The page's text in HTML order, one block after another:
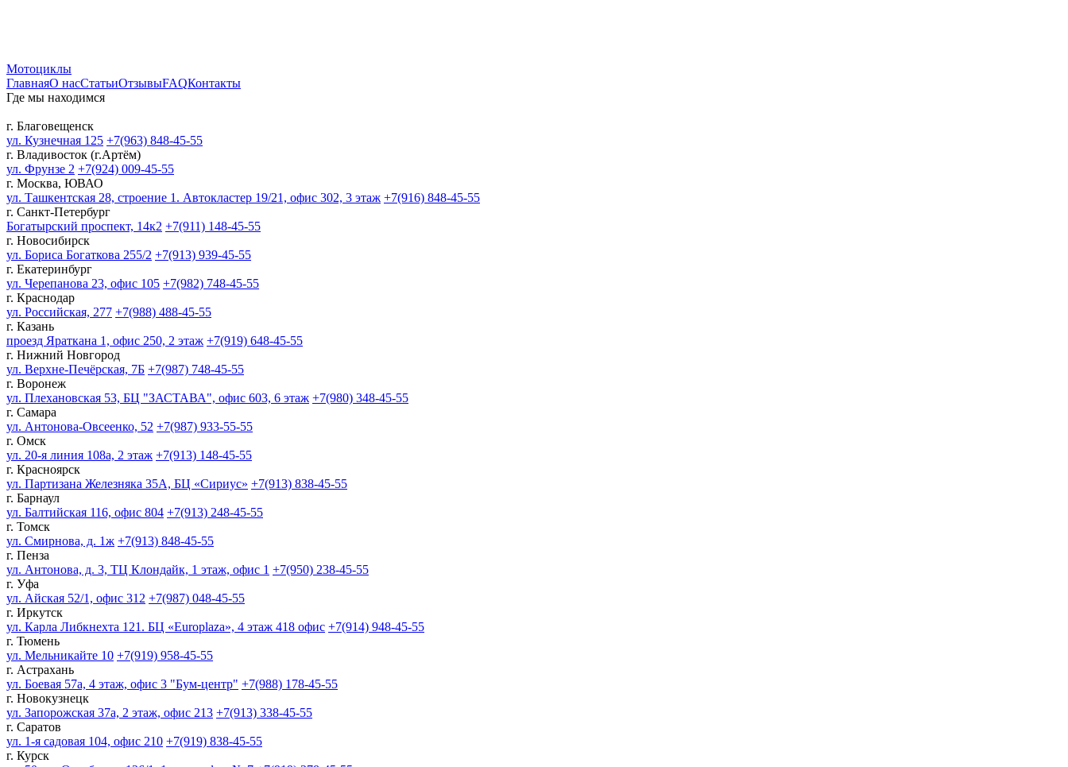
Мотоциклы
ГлавнаяО насСтатьиОтзывыFAQКонтакты
Где мы находимся
г. Благовещенск
ул. Кузнечная 125 +7(963) 848-45-55
г. Владивосток (г.Артём)
ул. Фрунзе 2 +7(924) 009-45-55
г. Москва, ЮВАО
ул. Ташкентская 28, строение 1. Автокластер 19/21, офис 302, 3 этаж +7(916) 848-45-55
г. Санкт-Петербург
Богатырский проспект, 14к2 +7(911) 148-45-55
г. Новосибирск
ул. Бориса Богаткова 255/2 +7(913) 939-45-55
г. Екатеринбург
ул. Черепанова 23, офис 105 +7(982) 748-45-55
г. Краснодар
ул. Российская, 277 +7(988) 488-45-55
г. Казань
проезд Яраткана 1, офис 250, 2 этаж +7(919) 648-45-55
г. Нижний Новгород
ул. Верхне-Печёрская, 7Б +7(987) 748-45-55
г. Воронеж
ул. Плехановская 53, БЦ "ЗАСТАВА", офис 603, 6 этаж +7(980) 348-45-55
г. Самара
ул. Антонова-Овсеенко, 52 +7(987) 933-55-55
г. Омск
ул. 20-я линия 108а, 2 этаж +7(913) 148-45-55
г. Красноярск
ул. Партизана Железняка 35А, БЦ «Сириус» +7(913) 838-45-55
г. Барнаул
ул. Балтийская 116, офис 804 +7(913) 248-45-55
г. Томск
ул. Смирнова, д. 1ж +7(913) 848-45-55
г. Пенза
ул. Антонова, д. 3, ТЦ Клондайк, 1 этаж, офис 1 +7(950) 238-45-55
г. Уфа
ул. Айская 52/1, офис 312 +7(987) 048-45-55
г. Иркутск
ул. Карла Либкнехта 121. БЦ «Europlaza», 4 этаж 418 офис +7(914) 948-45-55
г. Тюмень
ул. Мельникайте 10 +7(919) 958-45-55
г. Астрахань
ул. Боевая 57а, 4 этаж, офис 3 "Бум-центр" +7(988) 178-45-55
г. Новокузнецк
ул. Запорожская 37а, 2 этаж, офис 213 +7(913) 338-45-55
г. Саратов
ул. 1-я садовая 104, офис 210 +7(919) 838-45-55
г. Курск